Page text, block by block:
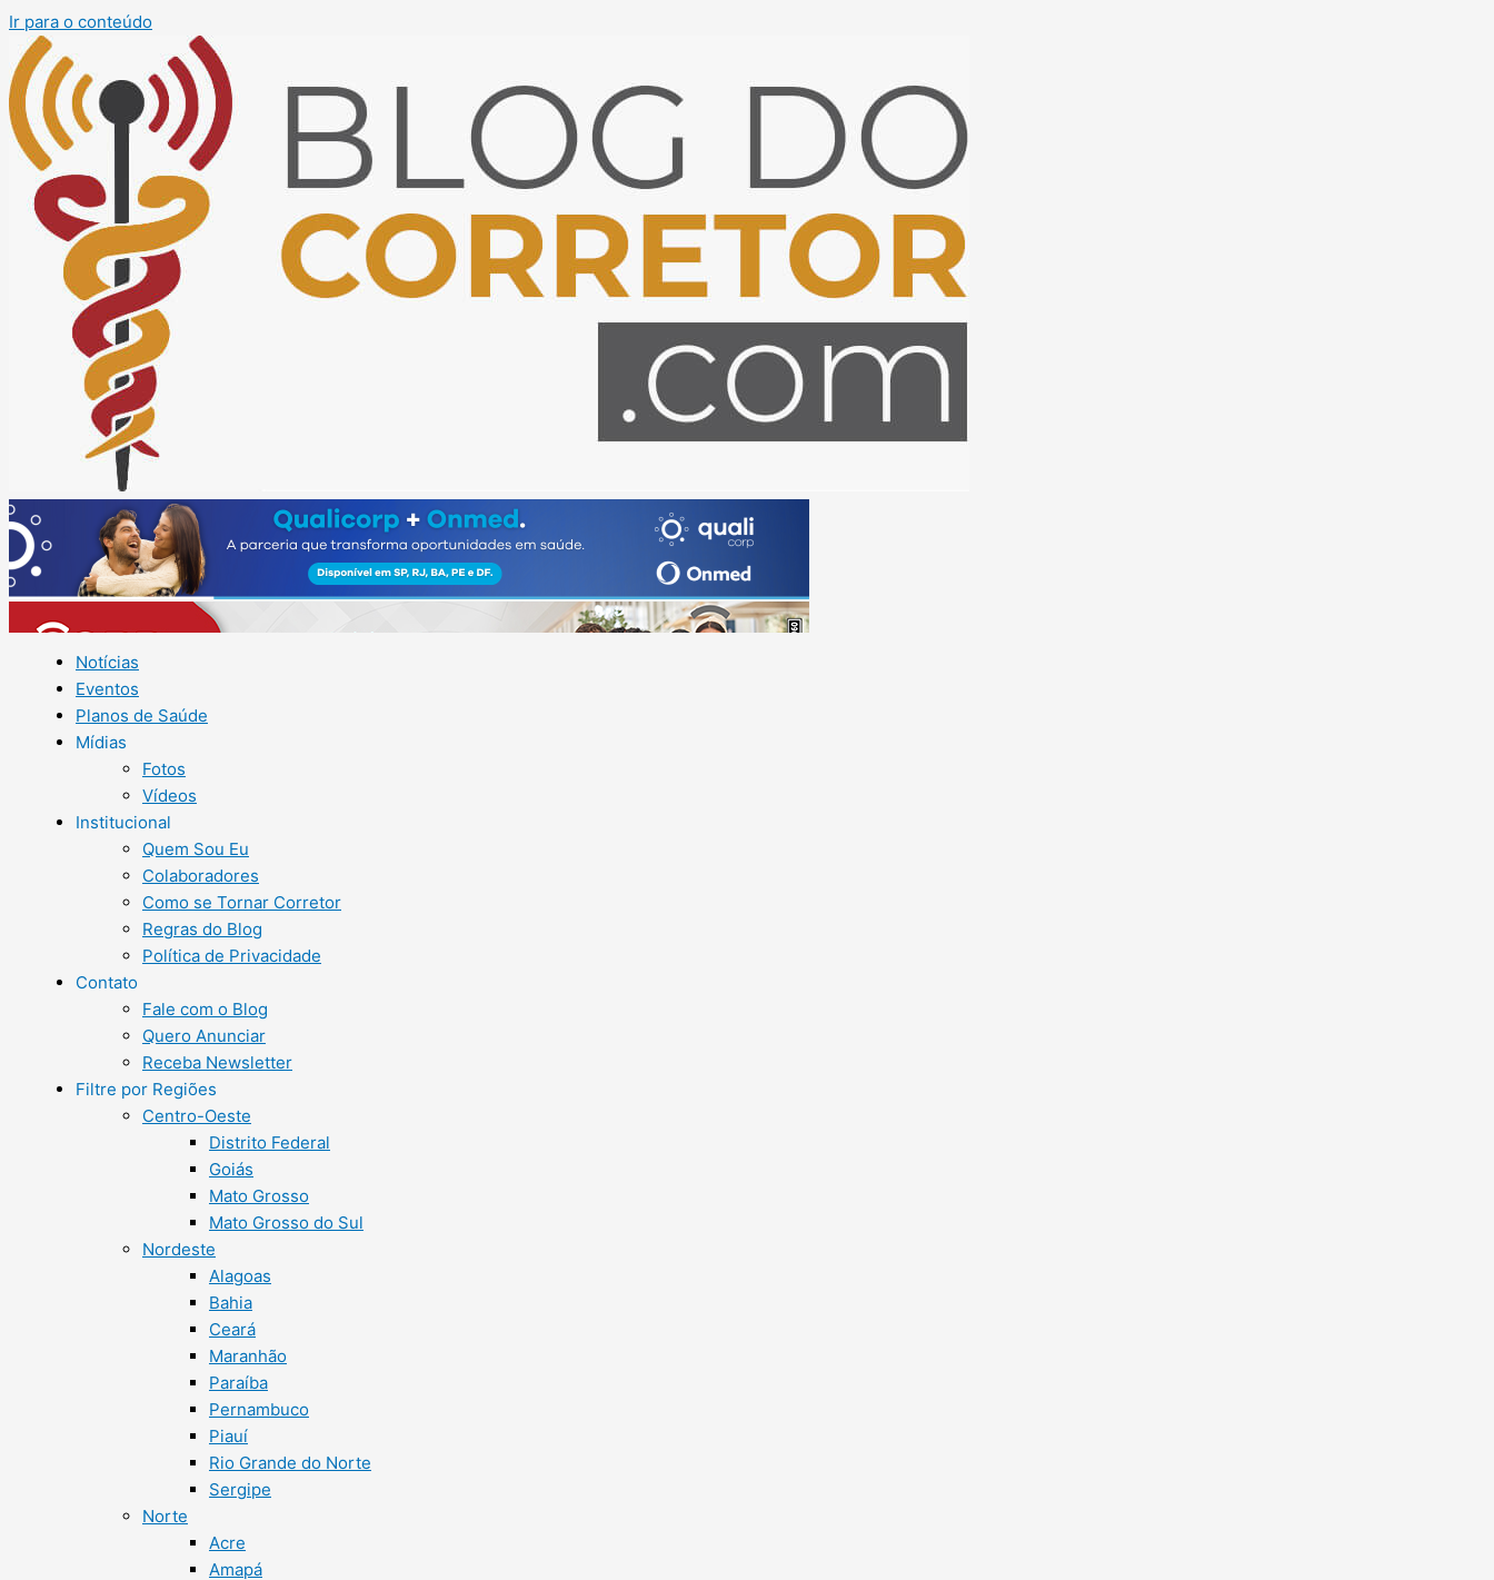
Ir para o conteúdo
Notícias
Eventos
Planos de Saúde
Mídias
Fotos
Vídeos
Institucional
Quem Sou Eu
Colaboradores
Como se Tornar Corretor
Regras do Blog
Política de Privacidade
Contato
Fale com o Blog
Quero Anunciar
Receba Newsletter
Filtre por Regiões
Centro-Oeste
Distrito Federal
Goiás
Mato Grosso
Mato Grosso do Sul
Nordeste
Alagoas
Bahia
Ceará
Maranhão
Paraíba
Pernambuco
Piauí
Rio Grande do Norte
Sergipe
Norte
Acre
Amapá